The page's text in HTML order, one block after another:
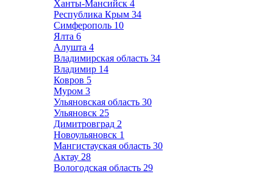
Ханты-Мансийск 4
Республика Крым 34
Симферополь 10
Ялта 6
Алушта 4
Владимирская область 34
Владимир 14
Ковров 5
Муром 3
Ульяновская область 30
Ульяновск 25
Димитровград 2
Новоульяновск 1
Мангистауская область 30
Актау 28
Вологодская область 29